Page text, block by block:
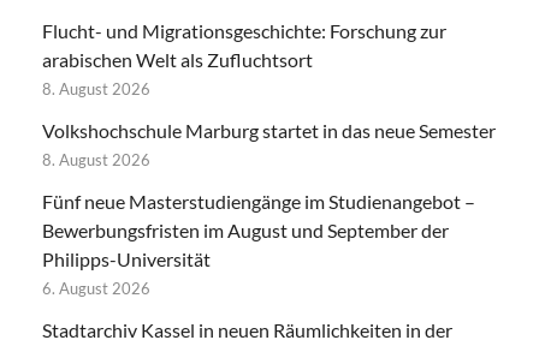
Flucht- und Migrationsgeschichte: Forschung zur
arabischen Welt als Zufluchtsort
8. August 2026
Volkshochschule Marburg startet in das neue Semester
8. August 2026
Fünf neue Masterstudiengänge im Studienangebot –
Bewerbungsfristen im August und September der
Philipps-Universität
6. August 2026
Stadtarchiv Kassel in neuen Räumlichkeiten in der